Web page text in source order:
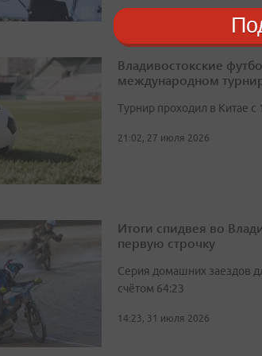
Владивостокские
международном
Турнир проходил в Китае с
21:02, 27 июля 2026
Итоги спидвея во
первую строчку
Серия домашних заездов
счётом 64:23
14:23, 31 июля 2026